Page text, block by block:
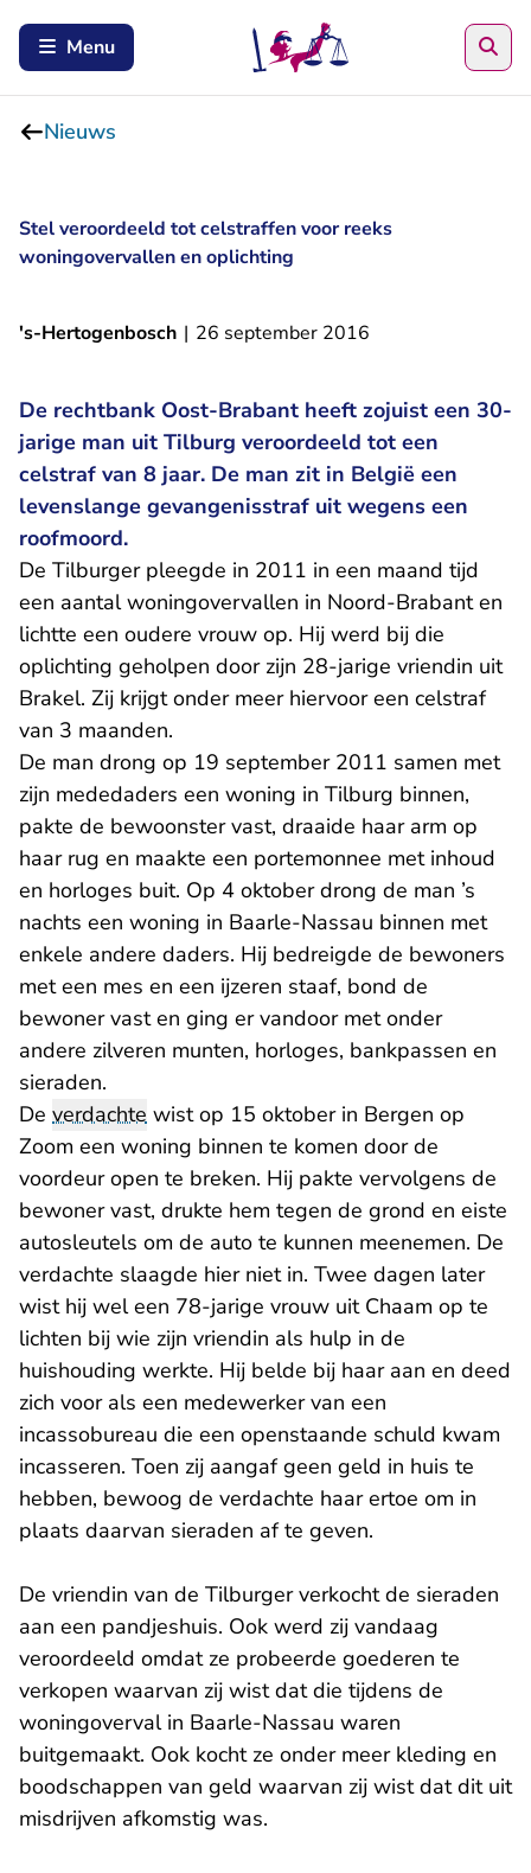
Menu
Nieuws
Stel veroordeeld tot celstraffen voor reeks
woningovervallen en oplichting
's-Hertogenbosch | 26 september 2016
De rechtbank Oost-Brabant heeft zojuist een 30-
jarige man uit Tilburg veroordeeld tot een
celstraf van 8 jaar. De man zit in België een
levenslange gevangenisstraf uit wegens een
roofmoord.
De Tilburger pleegde in 2011 in een maand tijd
een aantal woningovervallen in Noord-Brabant en
lichtte een oudere vrouw op. Hij werd bij die
oplichting geholpen door zijn 28-jarige vriendin uit
Brakel. Zij krijgt onder meer hiervoor een celstraf
van 3 maanden.
De man drong op 19 september 2011 samen met
zijn mededaders een woning in Tilburg binnen,
pakte de bewoonster vast, draaide haar arm op
haar rug en maakte een portemonnee met inhoud
en horloges buit. Op 4 oktober drong de man ’s
nachts een woning in Baarle-Nassau binnen met
enkele andere daders. Hij bedreigde de bewoners
met een mes en een ijzeren staaf, bond de
bewoner vast en ging er vandoor met onder
andere zilveren munten, horloges, bankpassen en
sieraden.
De verdachte wist op 15 oktober in Bergen op
Zoom een woning binnen te komen door de
voordeur open te breken. Hij pakte vervolgens de
bewoner vast, drukte hem tegen de grond en eiste
autosleutels om de auto te kunnen meenemen. De
verdachte slaagde hier niet in. Twee dagen later
wist hij wel een 78-jarige vrouw uit Chaam op te
lichten bij wie zijn vriendin als hulp in de
huishouding werkte. Hij belde bij haar aan en deed
zich voor als een medewerker van een
incassobureau die een openstaande schuld kwam
incasseren. Toen zij aangaf geen geld in huis te
hebben, bewoog de verdachte haar ertoe om in
plaats daarvan sieraden af te geven.
De vriendin van de Tilburger verkocht de sieraden
aan een pandjeshuis. Ook werd zij vandaag
veroordeeld omdat ze probeerde goederen te
verkopen waarvan zij wist dat die tijdens de
woningoverval in Baarle-Nassau waren
buitgemaakt. Ook kocht ze onder meer kleding en
boodschappen van geld waarvan zij wist dat dit uit
misdrijven afkomstig was.